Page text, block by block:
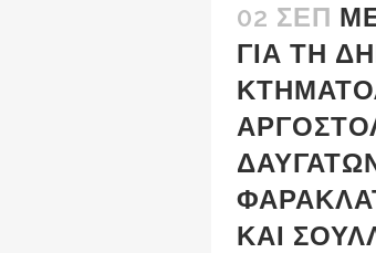
02 ΣΕΠ
ΓΙΑ ΤΗ
ΚΑΙ